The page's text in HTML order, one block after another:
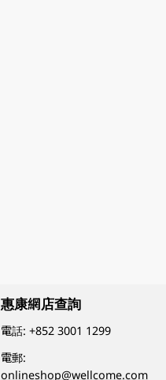
惠康網店查詢
電話:+852 3001 1299
電郵:
onlineshop@wellcome.com